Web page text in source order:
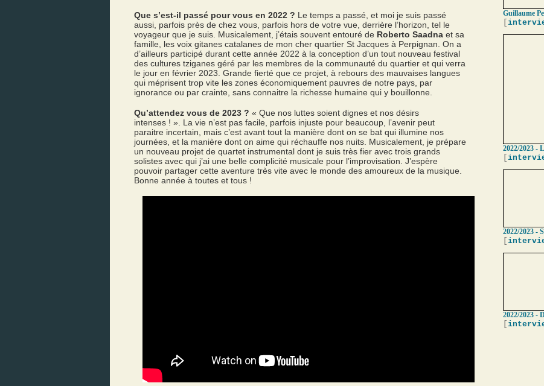
Que s’est-il passé pour vous en 2022 ? Le temps a passé, et moi je suis passé
aussi, parfois près de chez vous, parfois hors de votre vue, derrière l’horizon, tel le
voyageur que je suis. Musicalement, j’étais souvent entouré de Roberto Saadna et sa
famille, les voix gitanes catalanes de mon cher quartier St Jacques à Perpignan. On a
d’ailleurs participé durant cette année 2022 à la conception d’un tout nouveau festival
des cultures tziganes géré par les membres de la communauté du quartier et qui verra
le jour en février 2023. Grande fierté que ce projet, à rebours des mauvaises langues
qui méprisent trop vite les zones économiquement pauvres de notre pays, par
ignorance ou par crainte, sans connaitre la richesse humaine qui y bouillonne.
Qu’attendez vous de 2023 ? « Que nos luttes soient dignes et nos désirs
intenses ! ». La vie n’est pas facile, parfois injuste pour beaucoup, l’avenir peut
paraitre incertain, mais c’est avant tout la manière dont on se bat qui illumine nos
journées, et la manière dont on aime qui réchauffe nos nuits. Musicalement, je prépare
un nouveau projet de quartet instrumental dont je suis très fier avec trois grands
solistes avec qui j’ai une belle complicité musicale pour l’improvisation. J’espère
pouvoir partager cette aventure très vite avec le monde des amoureux de la musique.
Bonne année à toutes et tous !
Guillaume
2022/2023 -
2022/2023 -
2022/2023 -